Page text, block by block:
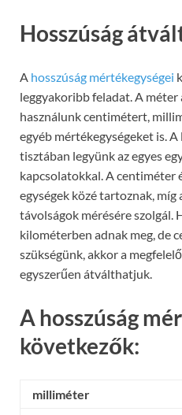
Hosszúság
A hosszúság mértékegységei
leggyakoribb feladat. A méter
használunk centimétert,
egyéb mértékegységeket is.
tisztában legyünk az egyes
kapcsolatokkal. A centiméter
egységek közé tartoznak, míg
távolságok mérésére szolgál.
kilométerben adnak meg, de
szükségünk, akkor a
egyszerűen átválthatjuk.
A hosszúság
következők:
milliméter